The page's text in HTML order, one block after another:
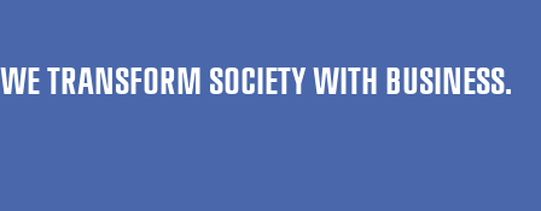
WE TRANSFORM SOCIETY WITH BUSINESS.